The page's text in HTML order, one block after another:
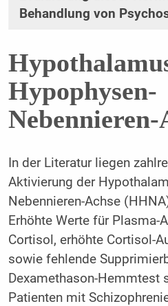
Behandlung von
Hypophysen-
Nebennieren-
In der Literatur liegen
Aktivierung der
Nebennieren-Achse
Erhöhte Werte für Plasma-
Cortisol, erhöhte Cortisol-
sowie fehlende
Dexamethason-Hemmtest
Patienten mit